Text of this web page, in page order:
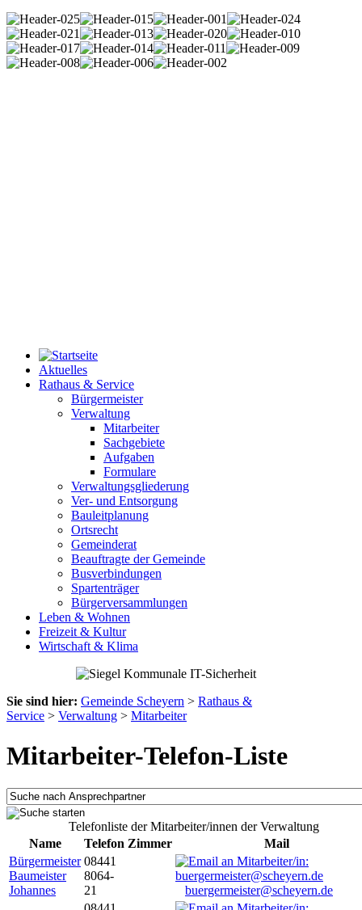
Aktuelles
Rathaus & Service
Bürgermeister
Verwaltung
Mitarbeiter
Sachgebiete
Aufgaben
Formulare
Verwaltungsgliederung
Ver- und Entsorgung
Bauleitplanung
Ortsrecht
Gemeinderat
Beauftragte der Gemeinde
Busverbindungen
Spartenträger
Bürgerversammlungen
Leben & Wohnen
Freizeit & Kultur
Wirtschaft & Klima
Sie sind hier: Gemeinde Scheyern > Rathaus &
Service > Verwaltung > Mitarbeiter
Mitarbeiter-Telefon-Liste
Telefonliste der Mitarbeiter/innen der Verwaltung
Name
Telefon Zimmer
Mail
Bürgermeister
Baumeister
Johannes
08441
8064-
21
buergermeister@scheyern.de